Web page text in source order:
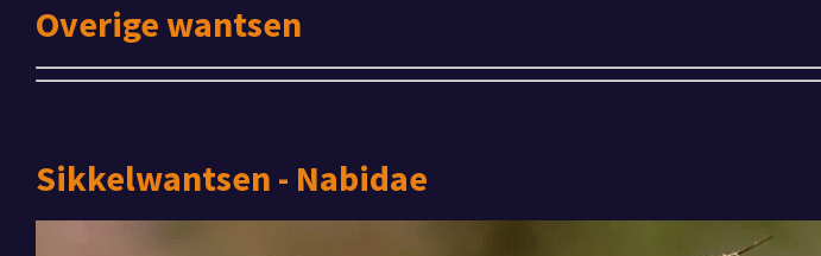
Overige wantsen
Sikkelwantsen - Nabidae